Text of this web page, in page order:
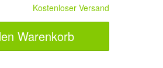
Kostenloser Versand
Warenkorb